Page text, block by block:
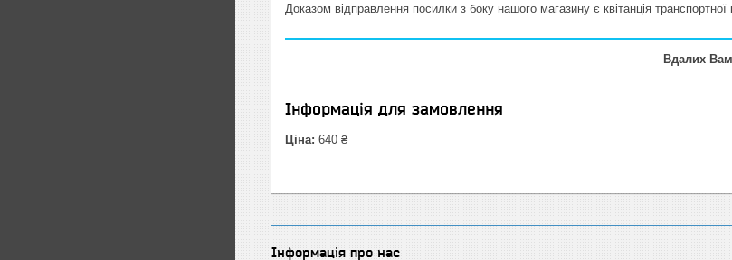
Доказом відправлення посилки з боку нашого магазину є квітанція
Вдалих
Інформація для замовлення
Ціна: 640 ₴
Інформація про нас